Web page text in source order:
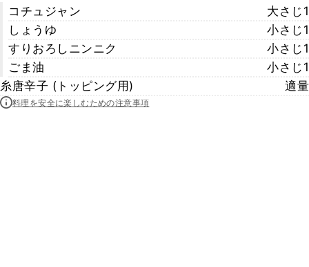
コチュジャン
大さじ1
しょうゆ
小さじ1
すりおろしニンニク
小さじ1
ごま油
小さじ1
糸唐辛子 (トッピング用)
適量
料理を安全に楽しむための注意事項